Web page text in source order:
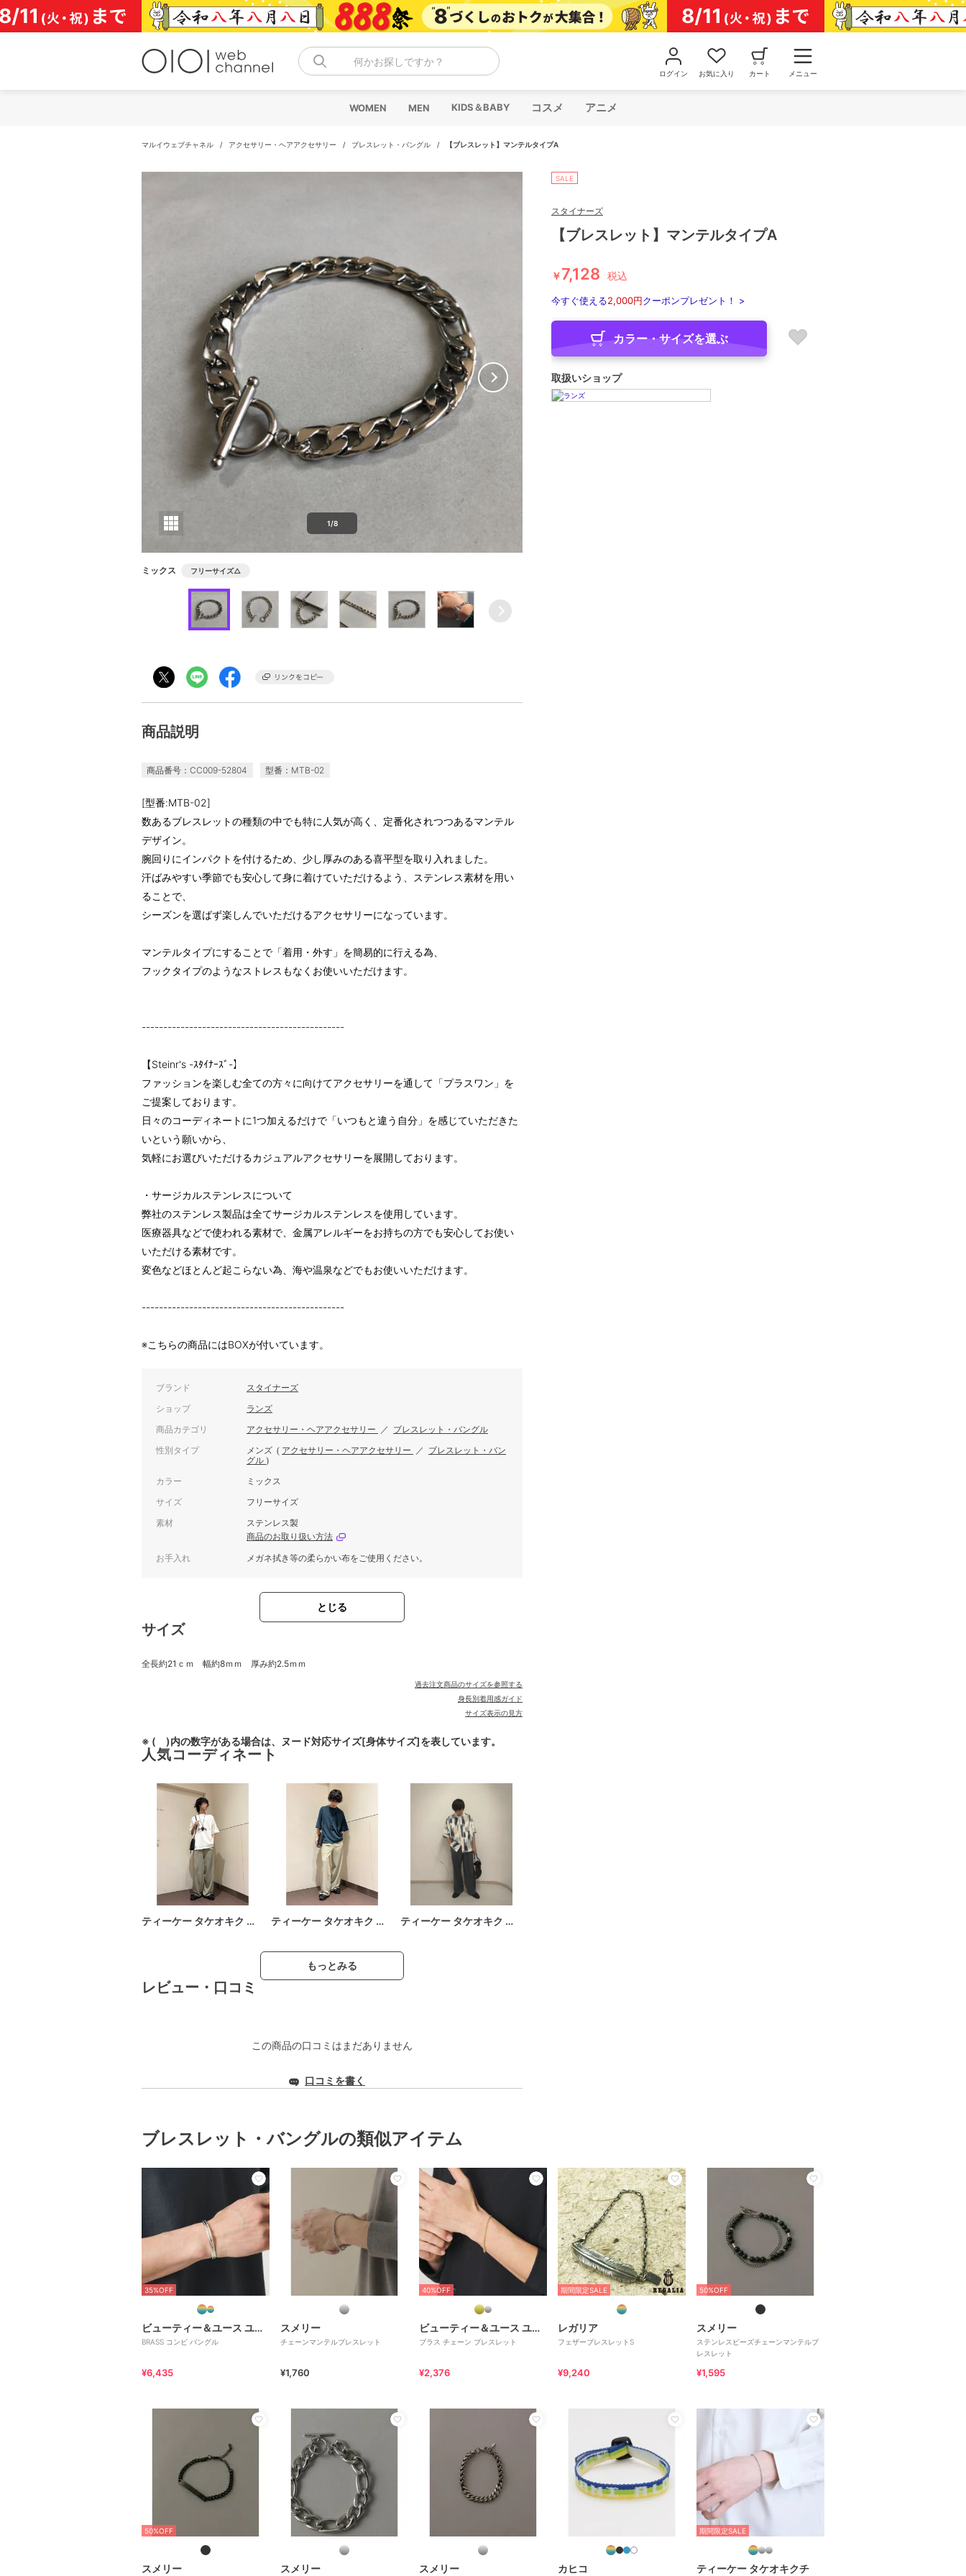
コ
ン
テ
何かお探しですか？
ログイン お気に入り カート メニュー
WOMEN MEN KIDS＆BABY コスメ アニメ
マルイウェブチャネル / アクセサリー・ヘアアクセサリー / ブレスレット・バングル / 【ブレスレット】マンテルタイプA
1/8
ミックス フリーサイズ△
商品説明
商品番号：CC009-52804 型番：MTB-02
[型番:MTB-02]
数あるブレスレットの種類の中でも特に人気が高く、定番化されつつあるマンテル
デザイン。
腕回りにインパクトを付けるため、少し厚みのある喜平型を取り入れました。
汗ばみやすい季節でも安心して身に着けていただけるよう、ステンレス素材を用い
ることで、
シーズンを選ばず楽しんでいただけるアクセサリーになっています。
マンテルタイプにすることで「着用・外す」を簡易的に行える為、
フックタイプのようなストレスもなくお使いいただけます。
-----------------------------------------------
【Steinr's -ｽﾀｲﾅｰｽﾞ-】
ファッションを楽しむ全ての方々に向けてアクセサリーを通して「プラスワン」を
ご提案しております。
日々のコーディネートに1つ加えるだけで「いつもと違う自分」を感じていただきた
いという願いから、
気軽にお選びいただけるカジュアルアクセサリーを展開しております。
・サージカルステンレスについて
弊社のステンレス製品は全てサージカルステンレスを使用しています。
医療器具などで使われる素材で、金属アレルギーをお持ちの方でも安心してお使い
いただける素材です。
変色などほとんど起こらない為、海や温泉などでもお使いいただけます。
-----------------------------------------------
※こちらの商品にはBOXが付いています。
ブランド スタイナーズ
ショップ ランズ
商品カテゴリ アクセサリー・ヘアアクセサリー ／ ブレスレット・バングル
性別タイプ メンズ ( アクセサリー・ヘアアクセサリー ／ ブレスレット・バン
グル )
カラー ミックス
サイズ フリーサイズ
素材
ステンレス製
商品のお取り扱い方法
お手入れ メガネ拭き等の柔らかい布をご使用ください。
とじる
サイズ
全長約21ｃｍ 幅約8ｍｍ 厚み約2.5ｍｍ
過去注文商品のサイズを参照する
身長別着用感ガイド
サイズ表示の見方
※ ( )内の数字がある場合は、ヌード対応サイズ[身体サイズ]を表しています。
人気コーディネート
ティーケー タケオキク … ティーケー タケオキク … ティーケー タケオキク …
もっとみる
レビュー・口コミ
この商品の口コミはまだありません
口コミを書く
SALE
スタイナーズ
【ブレスレット】マンテルタイプA
￥7,128 税込
今すぐ使える2,000円クーポンプレゼント！ >
カラー・サイズを選ぶ
取扱いショップ
ブレスレット・バングルの類似アイテム
35%OFF
ビューティー＆ユース ユナイテッドアローズ
BRASS コンビ バングル
¥6,435
スメリー
チェーンマンテルブレスレット
¥1,760
40%OFF
ビューティー＆ユース ユナイテッドアローズ
ブラス チェーン ブレスレット
¥2,376
期間限定SALE
レガリア
フェザーブレスレットS
¥9,240
50%OFF
スメリー
ステンレスビーズチェーンマンテルブ
レスレット
¥1,595
50%OFF
スメリー スメリー スメリー カヒコ
期間限定SALE
ティーケー タケオキクチ